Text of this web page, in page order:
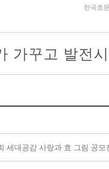
한국효
가꾸고 발전
세대공감 사랑과 효 그림 공모